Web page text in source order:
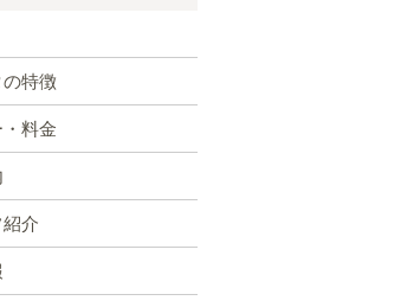
特徴
・料金
紹介